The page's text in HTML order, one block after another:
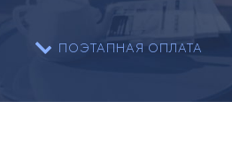
ПОЭТАПНАЯ ОПЛАТА